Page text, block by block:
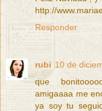
http://
Responder
rubi 10 de
que
amigaaaa me
ya soy tu